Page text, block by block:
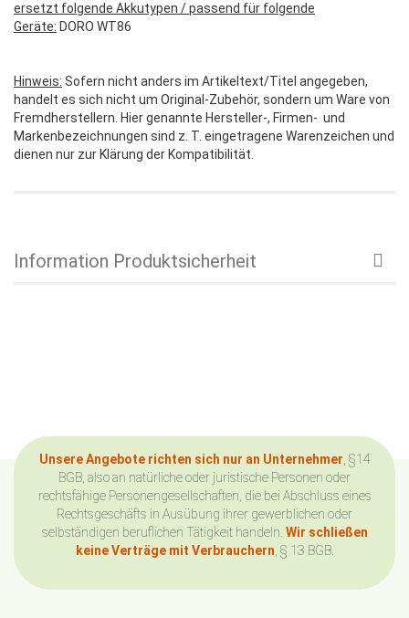
ersetzt folgende Akkutypen / passend für folgende
Geräte: DORO WT86
Hinweis: Sofern nicht anders im Artikeltext/Titel angegeben,
handelt es sich nicht um Original-Zubehör, sondern um Ware von
Fremdherstellern. Hier genannte Hersteller-, Firmen- und
Markenbezeichnungen sind z. T. eingetragene Warenzeichen und
dienen nur zur Klärung der Kompatibilität.
Information Produktsicherheit
Unsere Angebote richten sich nur an Unternehmer , §14
BGB, also an natürliche oder juristische Personen oder
rechtsfähige Personengesellschaften, die bei Abschluss eines
Rechtsgeschäfts in Ausübung ihrer gewerblichen oder
selbständigen beruflichen Tätigkeit handeln. Wir schließen
keine Verträge mit Verbrauchern , § 13 BGB.